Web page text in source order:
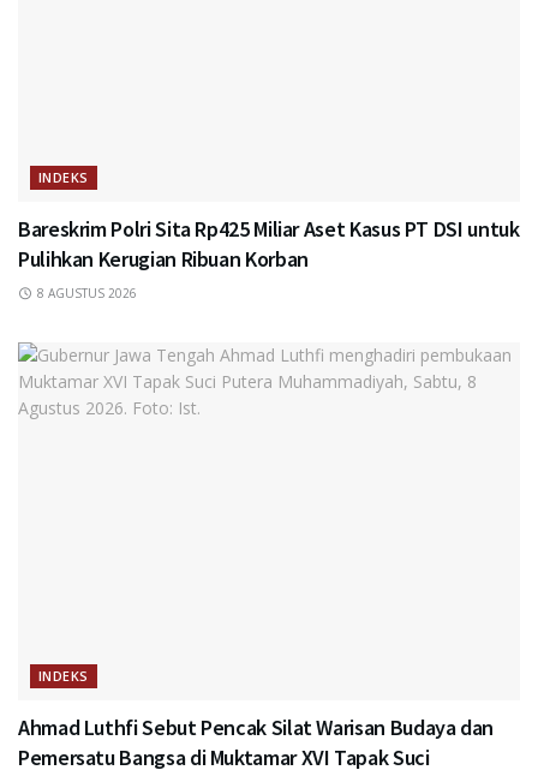
INDEKS
Bareskrim Polri Sita Rp425 Miliar Aset Kasus PT DSI untuk
Pulihkan Kerugian Ribuan Korban
8 AGUSTUS 2026
INDEKS
Ahmad Luthfi Sebut Pencak Silat Warisan Budaya dan
Pemersatu Bangsa di Muktamar XVI Tapak Suci